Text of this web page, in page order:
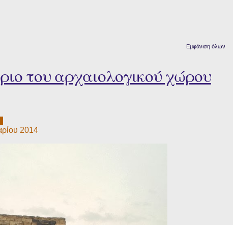
Εμφάνιση όλων
του αρχαιολογικού χώρου
2014